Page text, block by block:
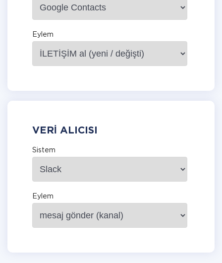
Eylem
VERI ALICISI
Sistem
Eylem